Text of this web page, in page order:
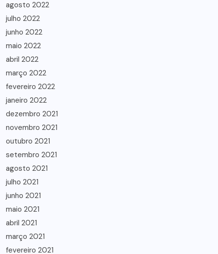
agosto 2022
julho 2022
junho 2022
maio 2022
abril 2022
março 2022
fevereiro 2022
janeiro 2022
dezembro 2021
novembro 2021
outubro 2021
setembro 2021
agosto 2021
julho 2021
junho 2021
maio 2021
abril 2021
março 2021
fevereiro 2021